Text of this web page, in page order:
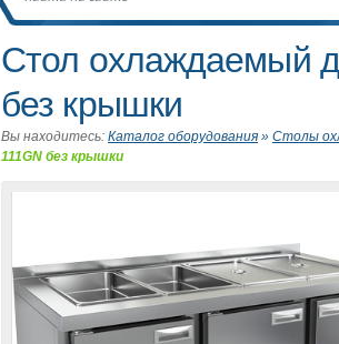
Стол охлаждаемый
без крышки
Вы находитесь: Каталог оборудования » Столы
111GN без крышки